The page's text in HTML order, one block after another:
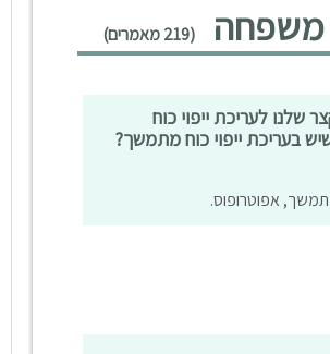
משפחה (219 מאמרים)
שלנו לעריכת ייפוי כוח
בעריכת ייפוי כוח מתמשך?
אפוטרופוס.